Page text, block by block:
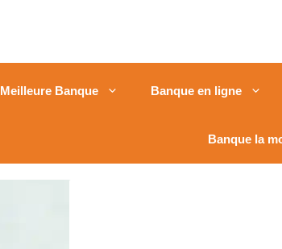
Meilleure Banque Banque en ligne
Banque la